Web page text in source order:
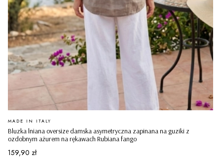
Bluzka lniana oversize damska asymetryczna zapinana na guziki z
ozdobnym ażurem na rękawach Rubiana fango
PRODUCENT
MADE IN ITALY
Cena
159,90 zł